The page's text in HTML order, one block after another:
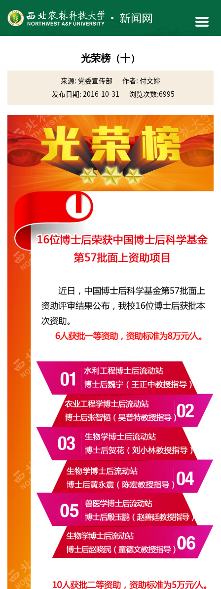
光荣榜（十）
来源: 党委宣传部
作者: 付文婷
发布日期: 2016-10-31
浏览次数:6995